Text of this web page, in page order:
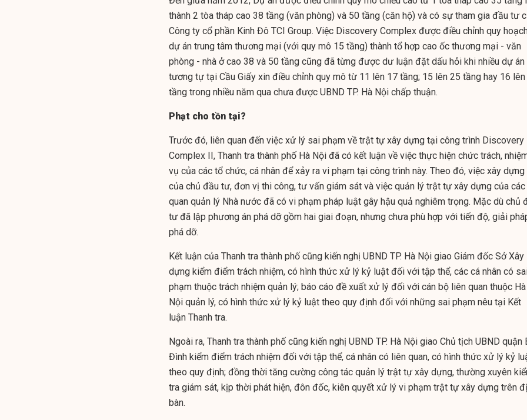
thành 2 tòa tháp cao 38 tầng (văn phòng) và 50 tầng (căn hộ) và có sự tham gia đầu tư
Công ty cổ phần Kinh Đô TCI Group. Việc Discovery Complex được điều chỉnh quy
dự án trung tâm thương mại (với quy mô 15 tầng) thành tổ hợp cao ốc thương mại - văn
phòng - nhà ở cao 38 và 50 tầng cũng đã từng được dư luận đặt dấu hỏi khi nhiều dự án
tương tự tại Cầu Giấy xin điều chỉnh quy mô từ 11 lên 17 tầng; 15 lên 25 tầng hay 16 lên
tầng trong nhiều năm qua chưa được UBND TP. Hà Nội chấp thuận.
Phạt cho tồn tại?
Trước đó, liên quan đến việc xử lý sai phạm về trật tự xây dựng tại công trình Discovery
Complex II, Thanh tra thành phố Hà Nội đã có kết luận về việc thực hiện chức trách,
vụ của các tổ chức, cá nhân để xảy ra vi phạm tại công trình này. Theo đó, việc xây dựng
của chủ đầu tư, đơn vị thi công, tư vấn giám sát và việc quản lý trật tự xây dựng của
quan quản lý Nhà nước đã có vi phạm pháp luật gây hậu quả nghiêm trọng. Mặc dù chủ
tư đã lập phương án phá dỡ gồm hai giai đoạn, nhưng chưa phù hợp với tiến độ, giải
phá dỡ.
Kết luận của Thanh tra thành phố cũng kiến nghị UBND TP. Hà Nội giao Giám đốc Sở Xây
dựng kiểm điểm trách nhiệm, có hình thức xử lý kỷ luật đối với tập thể, các cá nhân có
phạm thuộc trách nhiệm quản lý; báo cáo đề xuất xử lý đối với cán bộ liên quan thuộc Hà
Nội quản lý, có hình thức xử lý kỷ luật theo quy định đối với những sai phạm nêu tại Kết
luận Thanh tra.
Ngoài ra, Thanh tra thành phố cũng kiến nghị UBND TP. Hà Nội giao Chủ tịch UBND quận
Đình kiểm điểm trách nhiệm đối với tập thể, cá nhân có liên quan, có hình thức xử lý kỷ
theo quy định; đồng thời tăng cường công tác quản lý trật tự xây dựng, thường xuyên
tra giám sát, kịp thời phát hiện, đôn đốc, kiên quyết xử lý vi phạm trật tự xây dựng trên
bàn.